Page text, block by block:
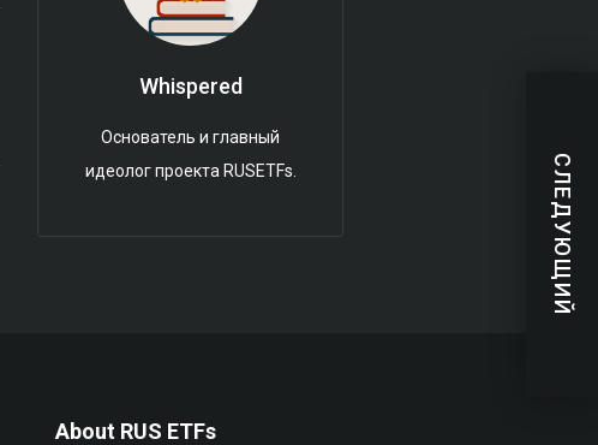
СЛЕДУЮЩИЙ
Whispered
Основатель и главный
идеолог проекта RUSETFs.
About RUS ETFs